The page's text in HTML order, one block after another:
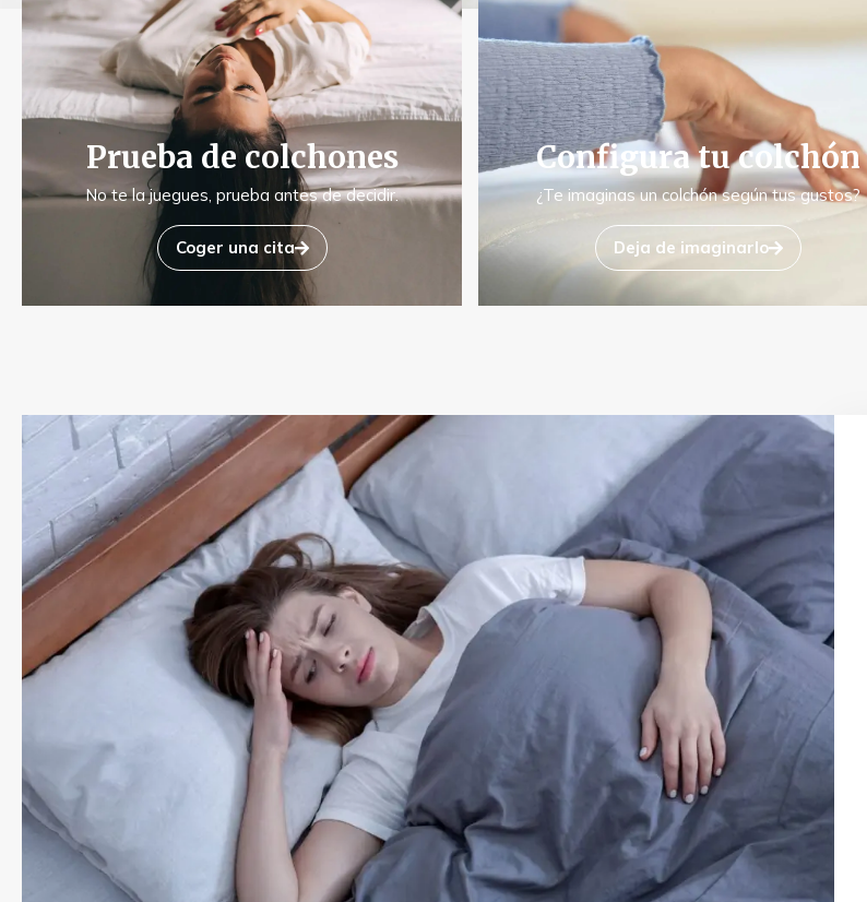
Prueba de colchones
No te la juegues, prueba antes de decidir.
Coger una cita
Configura tu colchón
¿Te imaginas un colchón según tus gustos?
Deja de imaginarlo